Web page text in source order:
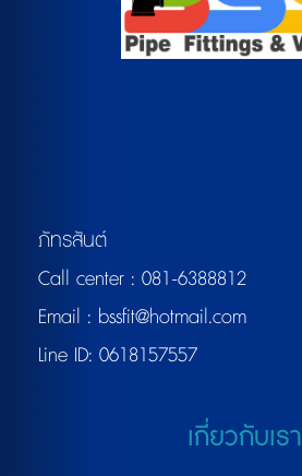
ภัทรสันต์
Call center : 081-6388812
Email : bssfit@hotmail.com
Line ID: 0618157557
เกี่ยวกับเรา